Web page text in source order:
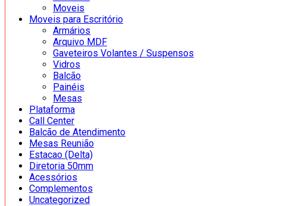
Moveis
Moveis para Escritório
Armários
Arquivo MDF
Gaveteiros Volantes / Suspensos
Vidros
Balcão
Painéis
Mesas
Plataforma
Call Center
Balcão de Atendimento
Mesas Reunião
Estacao (Delta)
Diretoria 50mm
Acessórios
Complementos
Uncategorized